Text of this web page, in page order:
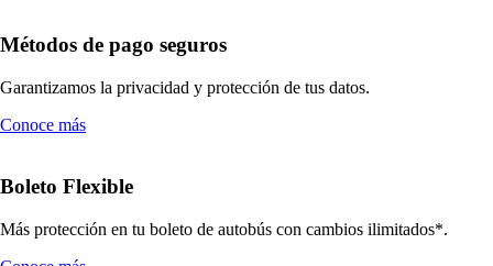
Métodos de pago seguros
Garantizamos la privacidad y protección de tus datos.
Conoce más
Boleto Flexible
Más protección en tu boleto de autobús con cambios ilimitados*.